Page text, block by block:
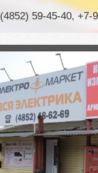
(4852) 59-45-40, +7-